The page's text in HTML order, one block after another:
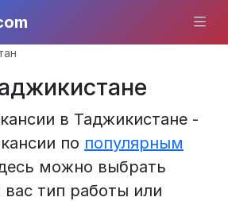
в Таджикистане -
по популярным
можно выбрать
тип работы или